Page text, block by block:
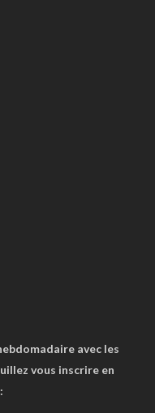
avec les
vous inscrire en